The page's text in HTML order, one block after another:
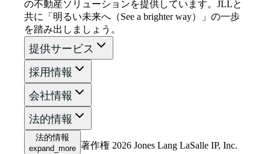
の不動産ソリューションを提供しています。JLLと
共に「明るい未来へ（See a brighter way）」の一歩
を踏み出しましょう。
提供サービス
採用情報
会社情報
法的情報
法的情報
expand_more 著作権 2026 Jones Lang LaSalle IP, Inc.